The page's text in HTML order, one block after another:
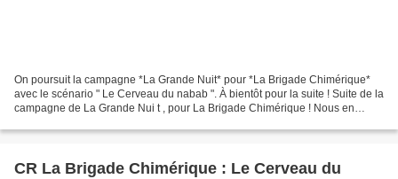
On poursuit la campagne *La Grande Nuit* pour *La Brigade Chimérique*
avec le scénario " Le Cerveau du nabab ". À bientôt pour la suite ! Suite de la
campagne de La Grande Nui t , pour La Brigade Chimérique ! Nous en
CR La Brigade Chimérique : Le Cerveau du